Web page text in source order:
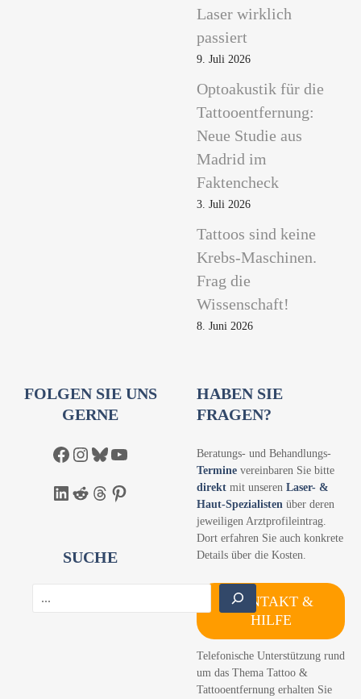
Laser wirklich
passiert
9. Juli 2026
Optoakustik für die
Tattooentfernung:
Neue Studie aus
Madrid im
Faktencheck
3. Juli 2026
Tattoos sind keine
Krebs-Maschinen.
Frag die
Wissenschaft!
8. Juni 2026
FOLGEN SIE UNS
GERNE
Facebook Instagram Bluesky YouTube
LinkedIn Reddit Threads Pinterest
SUCHE
HABEN SIE
FRAGEN?
Beratungs- und Behandlungs-
Termine vereinbaren Sie bitte
direkt mit unseren Laser- &
Haut-Spezialisten über deren
jeweiligen Arztprofileintrag.
Dort erfahren Sie auch konkrete
Details über die Kosten.
KONTAKT &
HILFE
Telefonische Unterstützung rund
um das Thema Tattoo &
Tattooentfernung erhalten Sie